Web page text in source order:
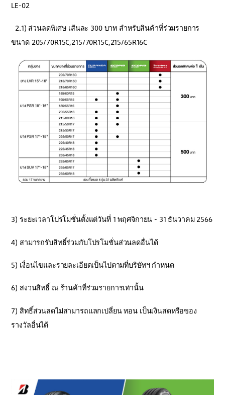
LE-02
2.1) ส่วนลดพิเศษ เส้นละ 300 บาท สำหรับสินค้าที่ร่วมรายการ
ขนาด 205/70R15C,215/70R15C,215/65R16C
3) ระยะเวลาโปรโมชั่นตั้งแต่วันที่ 1 พฤศจิกายน - 31 ธันวาคม 2566
4) สามารถรับสิทธิ์ร่วมกับโปรโมชั่นส่วนลดอื่นได้
5) เงื่อนไขและรายละเอียดเป็นไปตามที่บริษัทฯ กำหนด
6) สงวนสิทธิ์ ณ ร้านค้าที่ร่วมรายการเท่านั้น
7) สิทธิ์ส่วนลดไม่สามารถแลกเปลี่ยน ทอน เป็นเงินสดหรือของ
รางวัลอื่นได้